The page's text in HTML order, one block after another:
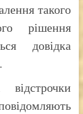
такого
рішення
довідка